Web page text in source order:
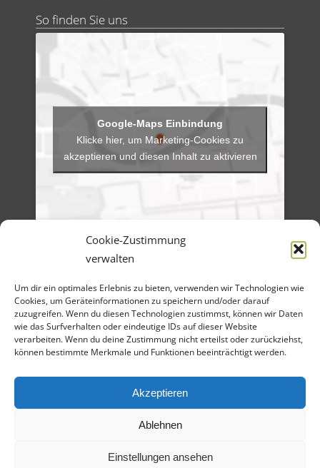
Cookie-Zustimmung
verwalten
Um dir ein optimales Erlebnis zu bieten, verwenden wir Technologien wie
Cookies, um Geräteinformationen zu speichern und/oder darauf
zuzugreifen. Wenn du diesen Technologien zustimmst, können wir Daten
wie das Surfverhalten oder eindeutige IDs auf dieser Website
verarbeiten. Wenn du deine Zustimmung nicht erteilst oder zurückziehst,
können bestimmte Merkmale und Funktionen beeinträchtigt werden.
Akzeptieren
Ablehnen
Einstellungen ansehen
So finden Sie uns
Klicke hier, um Marketing-Cookies zu
akzeptieren und diesen Inhalt zu aktivieren
Artikel-Archiv
Veranstaltungen
Angebote
Bilder-Galerien
Material
Spenden
Kontakt
Datenschutz